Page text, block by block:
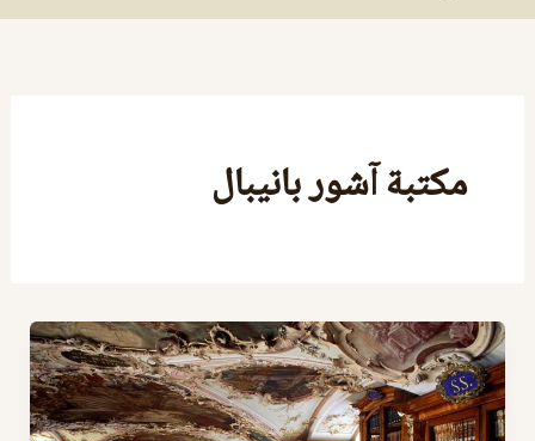
مكتبة آشور بانيبال